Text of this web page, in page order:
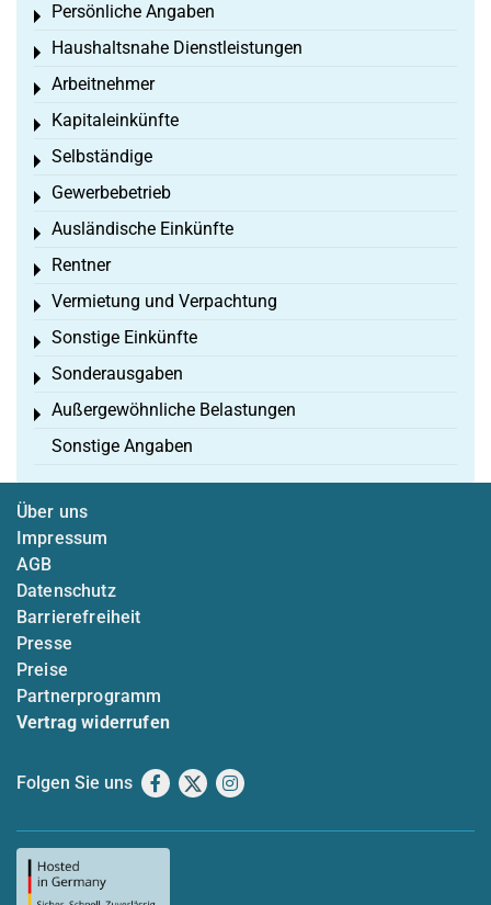
Persönliche Angaben
Toggle menu
Haushaltsnahe Dienstleistungen
Toggle menu
Arbeitnehmer
Toggle menu
Kapitaleinkünfte
Toggle menu
Selbständige
Toggle menu
Gewerbebetrieb
Toggle menu
Ausländische Einkünfte
Toggle menu
Rentner
Toggle menu
Vermietung und Verpachtung
Toggle menu
Sonstige Einkünfte
Toggle menu
Sonderausgaben
Toggle menu
Außergewöhnliche Belastungen
Toggle menu
Sonstige Angaben
Über uns
Impressum
AGB
Datenschutz
Barrierefreiheit
Presse
Preise
Partnerprogramm
Vertrag widerrufen
Folgen Sie uns Facebook
X Instagram